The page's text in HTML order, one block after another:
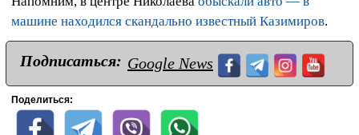
машине находился скандально известный Казимиров.
Подписаться: Google News
Поделиться: